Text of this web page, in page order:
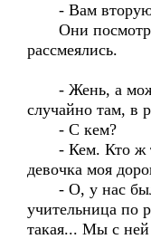
- Вам вторую
Они
рассмеялись.
- Жень, а
случайно там, в
- С кем?
- Кем. Кто ж
девочка моя
- О, у нас
учительница по
такая... Мы с